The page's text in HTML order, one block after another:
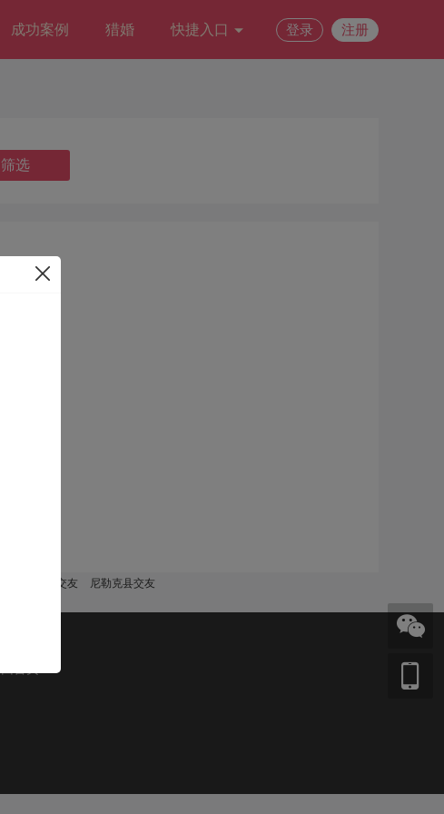
成功案例 猎婚 快捷入口 登录 注册
筛选
特克斯县交友 尼勒克县交友